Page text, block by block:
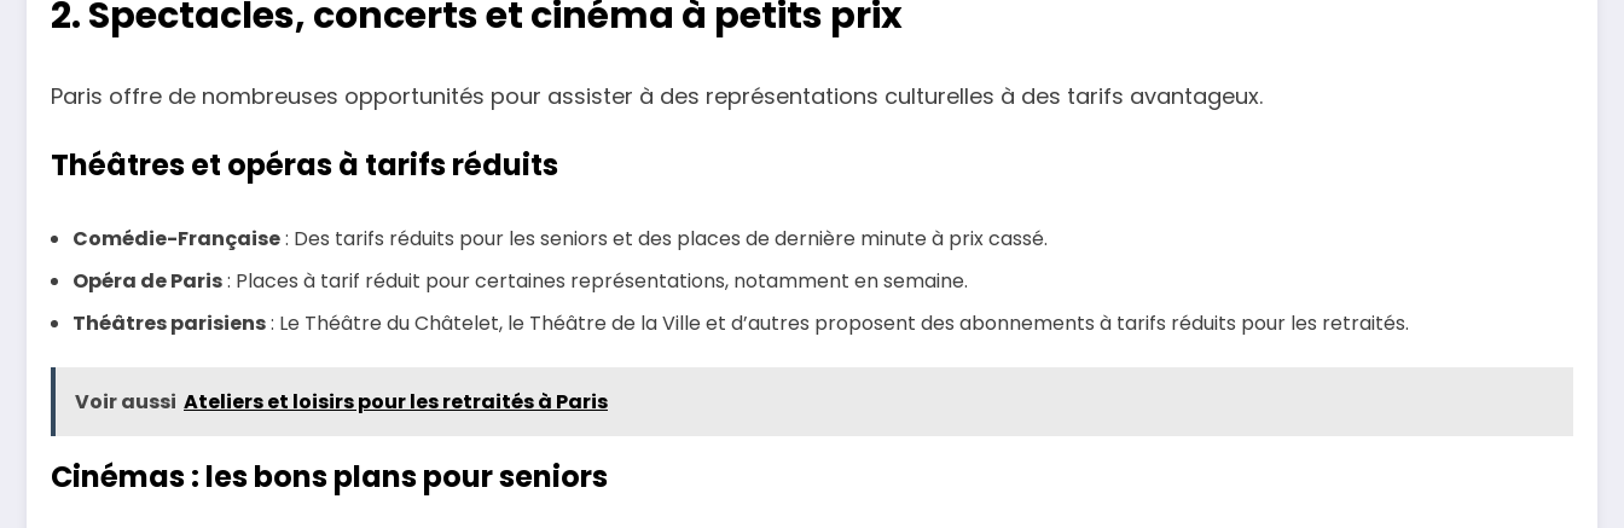
2. Spectacles, concerts et cinéma à petits prix
Paris offre de nombreuses opportunités pour assister à des représentations culturelles à des tarifs avantageux.
Théâtres et opéras à tarifs réduits
Comédie-Française: Des tarifs réduits pour les seniors et des places de dernière minute à prix cassé.
Opéra de Paris: Places à tarif réduit pour certaines représentations, notamment en semaine.
Théâtres parisiens: Le Théâtre du Châtelet, le Théâtre de la Ville et d’autres proposent des abonnements à tarifs réduits pour les retraités.
Voir aussi Ateliers et loisirs pour les retraités à Paris
Cinémas : les bons plans pour seniors